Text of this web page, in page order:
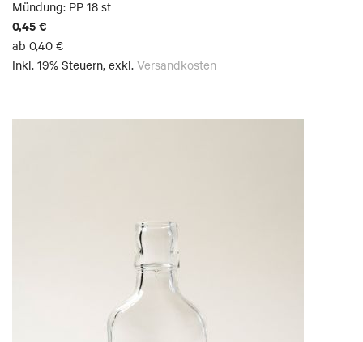
Mündung: PP 18 st
0,45 €
ab 0,40 €
Inkl. 19% Steuern, exkl. Versandkosten